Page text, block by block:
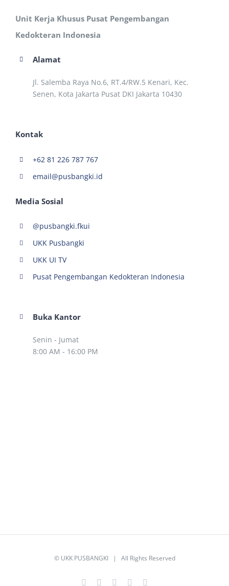
Unit Kerja Khusus Pusat Pengembangan
Kedokteran Indonesia
Alamat
Jl. Salemba Raya No.6, RT.4/RW.5 Kenari, Kec.
Senen, Kota Jakarta Pusat DKI Jakarta 10430
Kontak
+62 81 226 787 767
email@pusbangki.id
Media Sosial
@pusbangki.fkui
UKK Pusbangki
UKK UI TV
Pusat Pengembangan Kedokteran Indonesia
Buka Kantor
Senin - Jumat
8:00 AM - 16:00 PM
© UKK PUSBANGKI | All Rights Reserved
Facebook
TwitterYouTubeInstagram